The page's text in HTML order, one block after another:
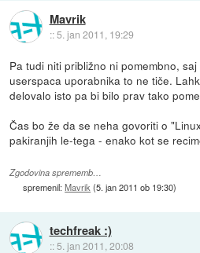
Mavrik
::5. jan 2011, 19:29
Pa tudi niti približno ni pomembno,
userspaca uporabnika to ne tiče.
delovalo isto pa bi bilo prav tako
Čas bo že da se neha govoriti o
pakiranjih le-tega - enako kot se
Zgodovina sprememb…
spremenil:Mavrik(5. jan 2011 ob 19:30)
techfreak :)
:: 5. jan 2011, 20:08